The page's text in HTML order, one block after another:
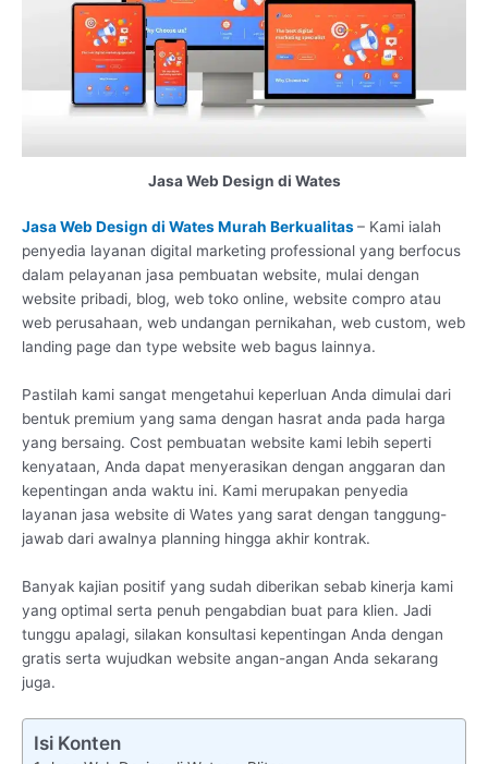
Jasa Web Design di Wates
Jasa Web Design di Wates Murah Berkualitas– Kami ialah
penyedia layanan digital marketing professional yang berfocus
dalam pelayanan jasa pembuatan website, mulai dengan
website pribadi, blog, web toko online, website compro atau
web perusahaan, web undangan pernikahan, web custom, web
landing page dan type website web bagus lainnya.
Pastilah kami sangat mengetahui keperluan Anda dimulai dari
bentuk premium yang sama dengan hasrat anda pada harga
yang bersaing. Cost pembuatan website kami lebih seperti
kenyataan, Anda dapat menyerasikan dengan anggaran dan
kepentingan anda waktu ini. Kami merupakan penyedia
layanan jasa website di Wates yang sarat dengan tanggung-
jawab dari awalnya planning hingga akhir kontrak.
Banyak kajian positif yang sudah diberikan sebab kinerja kami
yang optimal serta penuh pengabdian buat para klien. Jadi
tunggu apalagi, silakan konsultasi kepentingan Anda dengan
gratis serta wujudkan website angan-angan Anda sekarang
juga.
Isi Konten